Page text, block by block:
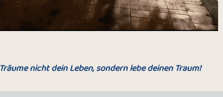
Träume nicht dein Leben, sondern lebe deinen Traum!